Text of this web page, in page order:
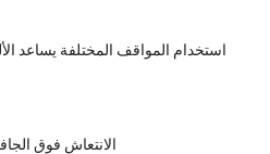
استخدام المواقف المختلفة يساعد
الانتعاش فوق